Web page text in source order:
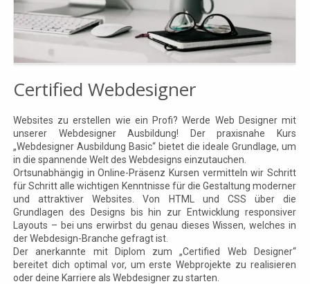
Certified Webdesigner
Websites zu erstellen wie ein Profi? Werde Web Designer mit
unserer Webdesigner Ausbildung! Der praxisnahe Kurs
„Webdesigner Ausbildung Basic“ bietet die ideale Grundlage, um
in die spannende Welt des Webdesigns einzutauchen.
Ortsunabhängig in Online-Präsenz Kursen vermitteln wir Schritt
für Schritt alle wichtigen Kenntnisse für die Gestaltung moderner
und attraktiver Websites. Von HTML und CSS über die
Grundlagen des Designs bis hin zur Entwicklung responsiver
Layouts – bei uns erwirbst du genau dieses Wissen, welches in
der Webdesign-Branche gefragt ist.
Der anerkannte mit Diplom zum „Certified Web Designer“
bereitet dich optimal vor, um erste Webprojekte zu realisieren
oder deine Karriere als Webdesigner zu starten.